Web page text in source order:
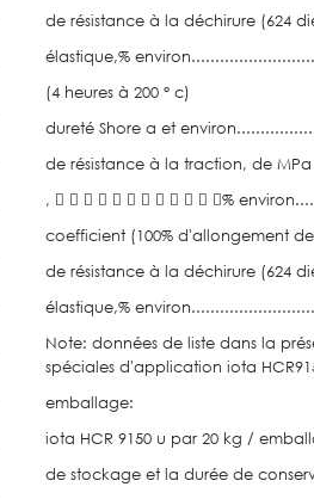
de résistance à la déchirure (624
élastique,%
(4 heures à 200 ° c)
dureté Shore a et
de résistance à la traction, de
,            %
coefficient (100% d'allongement
de résistance à la déchirure (624
élastique,%
Note: données de liste dans la
spéciales d'application iota
emballage:
iota HCR 9150 u par 20 kg /
de stockage et la durée de